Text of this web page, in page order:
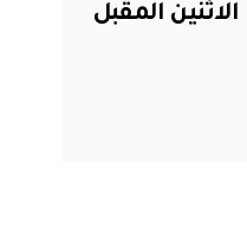
المقبل